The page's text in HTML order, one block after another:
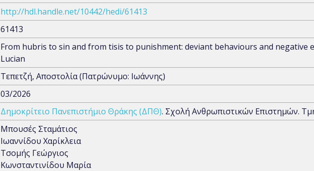
http://hdl.handle.net/10442/hedi/61413
61413
From hubris to sin and from tisis to punishment: deviant behaviours and negative
Lucian
Τεπετζή, Αποστολία (Πατρώνυμο: Ιωάννης)
03/2026
Δημοκρίτειο Πανεπιστήμιο Θράκης (ΔΠΘ). Σχολή Ανθρωπιστικών Επιστημών.
Μπουσές Σταμάτιος
Ιωαννίδου Χαρίκλεια
Τσομής Γεώργιος
Κωνσταντινίδου Μαρία